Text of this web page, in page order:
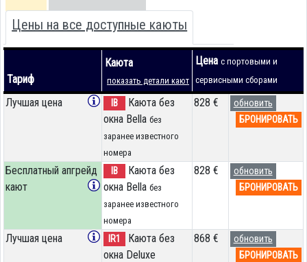
Цены на все доступные каюты
Тариф
Каюта
показать детали кают
Цена с портовыми и
сервисными сборами
Лучшая цена IB
Каюта без
окна Bella без
заранее известного
номера
828 €
обновить
БРОНИРОВАТЬ
Бесплатный апгрейд
кают
IB
Каюта без
окна Bella без
заранее известного
номера
828 €
обновить
БРОНИРОВАТЬ
Лучшая цена IR1
Каюта без
окна Deluxe
868 €
обновить
БРОНИРОВАТЬ